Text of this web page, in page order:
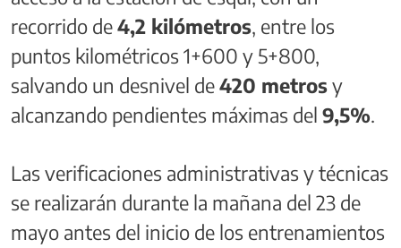
recorrido de4,2 kilómetros, entre los
puntos kilométricos 1+600 y 5+800,
salvando un desnivel de420 metrosy
alcanzando pendientes máximas del 9,5%.
Las verificaciones administrativas y técnicas
se realizarán durante la mañana del 23 de
mayo antes del inicio de los entrenamientos